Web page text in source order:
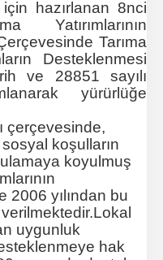
hazırlanan 8nci
Yatırımlarının
Tarıma
Desteklenmesi
ve 28851 sayılı
yürürlüğe
çerçevesinde,
koşulların
koyulmuş
2006 yılından bu
Lokal
uygunluk
hak